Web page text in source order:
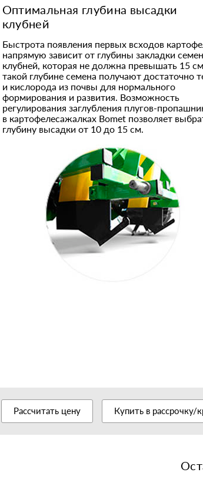
Оптимальная глубина высадки
клубней
Быстрота появления первых всходов
напрямую зависит от глубины закладки
клубней, которая не должна превышать 15
такой глубине семена получают достаточно
и кислорода из почвы для нормального
формирования и развития. Возможность
регулирования заглубления плугов-
в картофелесажалках Bomet позволяет
глубину высадки от 10 до 15 см.
Рассчитать цену Купить в рассрочку/